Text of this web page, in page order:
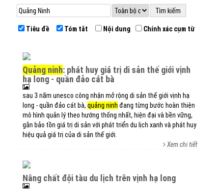
Tiêu đề Tóm tắt Nội dung Chính xác cụm từ
quảng ninh: phát huy giá trị di sản thế giới vịnh
hạ long - quần đảo cát bà
sau 3 năm unesco công nhận mở rộng di sản thế giới vịnh hạ
long - quần đảo cát bà, quảng ninh đang từng bước hoàn thiện
mô hình quản lý theo hướng thống nhất, hiện đại và bền vững,
gắn bảo tồn giá trị di sản với phát triển du lịch xanh và phát huy
hiệu quả giá trị của di sản thế giới.
Xem chi tiết
nâng chất đội tàu du lịch trên vịnh hạ long